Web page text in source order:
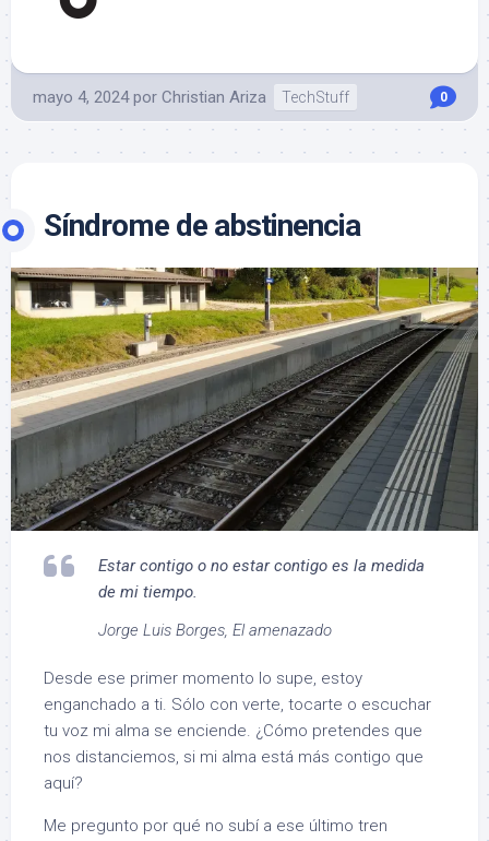
mayo 4, 2024 por Christian Ariza TechStuff 0
Síndrome de abstinencia
Estar contigo o no estar contigo es la medida
de mi tiempo.
Jorge Luis Borges, El amenazado
Desde ese primer momento lo supe, estoy
enganchado a ti. Sólo con verte, tocarte o escuchar
tu voz mi alma se enciende. ¿Cómo pretendes que
nos distanciemos, si mi alma está más contigo que
aquí?
Me pregunto por qué no subí a ese último tren